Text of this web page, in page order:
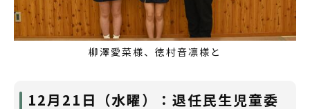
柳澤愛菜様、徳村音凛様と
12月21日（水曜）：退任民生児童委